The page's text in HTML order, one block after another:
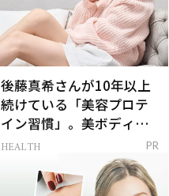
後藤真希さんが10年以上
続けている「美容プロテ
イン習慣」。美ボディを
支える朝ルーティンと
HEALTH PR